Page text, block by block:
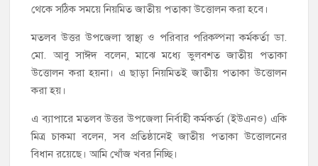
থেকে সঠিক সময়ে নিয়মিত জাতীয় পতাকা উত্তোলন করা হবে।
মতলব উত্তর উপজেলা স্বাস্থ্য ও পরিবার পরিকল্পনা কর্মকর্তা ডা.
মো. আবু সাঈদ বলেন, মাঝে মধ্যে ভুলবশত জাতীয় পতাকা
উত্তোলন করা হয়না। এ ছাড়া নিয়মিতই জাতীয় পতাকা উত্তোলন
করা হয়।
এ ব্যাপারে মতলব উত্তর উপজেলা নির্বাহী কর্মকর্তা (ইউএনও) একি
মিত্র চাকমা বলেন, সব প্রতিষ্ঠানেই জাতীয় পতাকা উত্তোলনের
বিধান রয়েছে। আমি খোঁজ খবর নিচ্ছি।